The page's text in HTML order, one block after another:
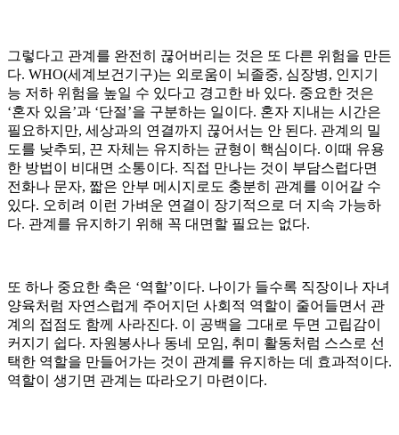
그렇다고 관계를 완전히 끊어버리는 것은 또 다른 위험을 만든
다. WHO(세계보건기구)는 외로움이 뇌졸중, 심장병, 인지기
능 저하 위험을 높일 수 있다고 경고한 바 있다. 중요한 것은
‘혼자 있음’과 ‘단절’을 구분하는 일이다. 혼자 지내는 시간은
필요하지만, 세상과의 연결까지 끊어서는 안 된다. 관계의 밀
도를 낮추되, 끈 자체는 유지하는 균형이 핵심이다. 이때 유용
한 방법이 비대면 소통이다. 직접 만나는 것이 부담스럽다면
전화나 문자, 짧은 안부 메시지로도 충분히 관계를 이어갈 수
있다. 오히려 이런 가벼운 연결이 장기적으로 더 지속 가능하
다. 관계를 유지하기 위해 꼭 대면할 필요는 없다.
또 하나 중요한 축은 ‘역할’이다. 나이가 들수록 직장이나 자녀
양육처럼 자연스럽게 주어지던 사회적 역할이 줄어들면서 관
계의 접점도 함께 사라진다. 이 공백을 그대로 두면 고립감이
커지기 쉽다. 자원봉사나 동네 모임, 취미 활동처럼 스스로 선
택한 역할을 만들어가는 것이 관계를 유지하는 데 효과적이다.
역할이 생기면 관계는 따라오기 마련이다.